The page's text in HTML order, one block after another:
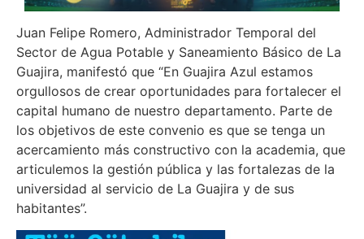
Juan Felipe Romero, Administrador Temporal del
Sector de Agua Potable y Saneamiento Básico de La
Guajira, manifestó que “En Guajira Azul estamos
orgullosos de crear oportunidades para fortalecer el
capital humano de nuestro departamento. Parte de
los objetivos de este convenio es que se tenga un
acercamiento más constructivo con la academia, que
articulemos la gestión pública y las fortalezas de la
universidad al servicio de La Guajira y de sus
habitantes”.